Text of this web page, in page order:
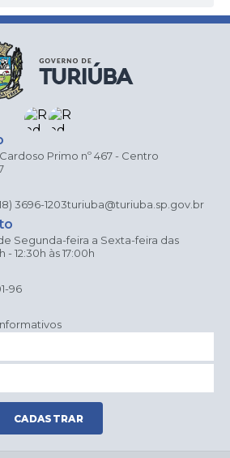
Primo nº 467 - Centro
3696-1203turiuba@turiuba.sp.gov.br
Segunda-feira a Sexta-feira das
- 12:30h às 17:00h
96
CADASTRAR